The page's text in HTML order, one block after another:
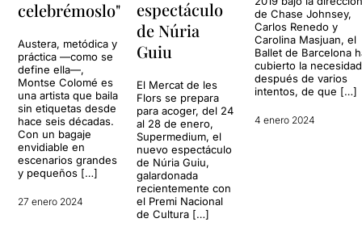
celebrémoslo"
Austera, metódica y
práctica —como se
define ella—,
Montse Colomé es
una artista que baila
sin etiquetas desde
hace seis décadas.
Con un bagaje
envidiable en
escenarios grandes
y pequeños […]
27 enero 2024
espectáculo
de Núria
Guiu
El Mercat de les
Flors se prepara
para acoger, del 24
al 28 de enero,
Supermedium, el
nuevo espectáculo
de Núria Guiu,
galardonada
recientemente con
el Premi Nacional
de Cultura […]
de Chase Johnsey,
Carlos Renedo y
Carolina Masjuan, el
Ballet de Barcelona
cubierto la
después de varios
intentos, de que […]
4 enero 2024